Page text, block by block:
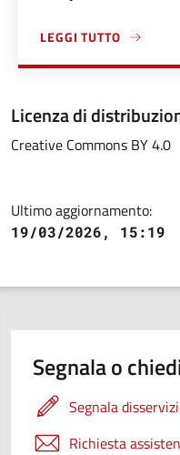
LEGGI TUTTO
A PROPOSITO DI
Licenza di
Creative Commons BY 4.0
Ultimo aggiornamento:
19/03/2026, 15:19
Segnala o
Segnala
Richiesta